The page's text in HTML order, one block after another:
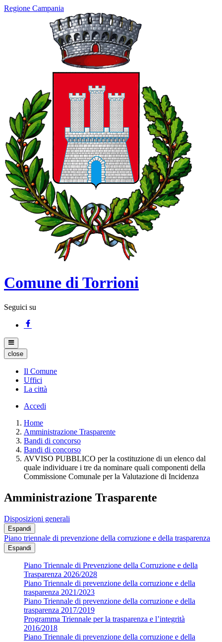
Regione Campania
Comune di Torrioni
Seguici su
close
Il Comune
Uffici
La città
Accedi
Home
Amministrazione Trasparente
Bandi di concorso
Bandi di concorso
AVVISO PUBBLICO per la costituzione di un elenco dal
quale individuare i tre da nominare quali componenti della
Commissione Comunale per la Valutazione di Incidenza
Amministrazione Trasparente
Disposizioni generali
Espandi
Piano triennale di prevenzione della corruzione e della trasparenza
Espandi
Piano Triennale di Prevenzione della Corruzione e della
Trasparenza 2026/2028
Piano Triennale di prevenzione della corruzione e della
trasparenza 2021/2023
Piano Triennale di prevenzione della corruzione e della
trasparenza 2017/2019
Programma Triennale per la trasparenza e l’integrità
2016/2018
Piano Triennale di prevenzione della corruzione e della